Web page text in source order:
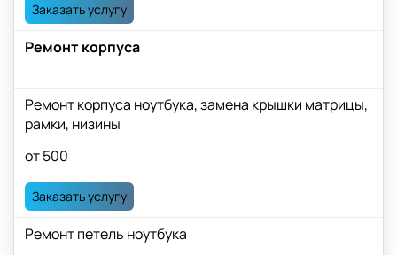
Заказать услугу
Ремонт корпуса
Ремонт корпуса ноутбука, замена крышки матрицы,
рамки, низины
от 500
Заказать услугу
Ремонт петель ноутбука